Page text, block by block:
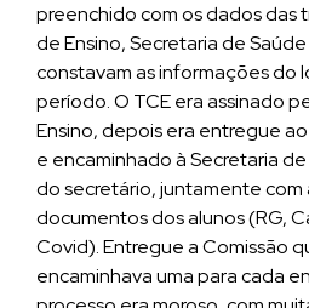
preenchido com os dados das
de Ensino, Secretaria de
constavam as informações do
período. O TCE era assinado
Ensino, depois era entregue
e encaminhado à Secretaria
do secretário, juntamente com
documentos dos alunos (RG,
Covid). Entregue a Comissão
encaminhava uma para cada